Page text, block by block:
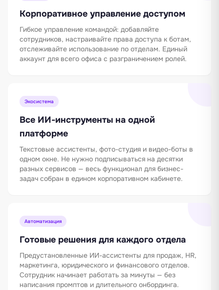
Корпоративное управление доступом
Гибкое управление командой: добавляйте
сотрудников, настраивайте права доступа к ботам,
отслеживайте использование по отделам. Единый
аккаунт для всего офиса с разграничением ролей.
Экосистема
Все ИИ-инструменты на одной
платформе
Текстовые ассистенты, фото-студия и видео-боты в
одном окне. Не нужно подписываться на десятки
разных сервисов — весь функционал для бизнес-
задач собран в едином корпоративном кабинете.
Автоматизация
Готовые решения для каждого отдела
Предустановленные ИИ-ассистенты для продаж, HR,
маркетинга, юридического и финансового отделов.
Сотрудник начинает работать за минуты — без
написания промптов и длительного онбординга.